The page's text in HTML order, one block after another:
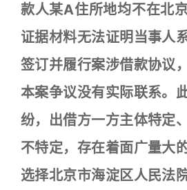
款人某A住所地均不在北
证据材料无法证明当事人
签订并履行案涉借款协议
本案争议没有实际联系。
纷，出借方一方主体特定
不特定，存在着面广量大
选择北京市海淀区人民法